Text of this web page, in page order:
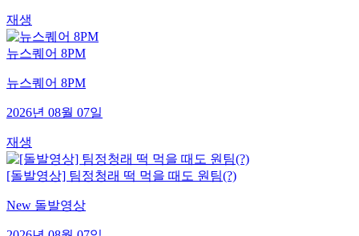
재생
뉴스퀘어 8PM
뉴스퀘어 8PM
2026년 08월 07일
재생
[돌발영상] 팀정청래 떡 먹을 때도 원팀(?)
New 돌발영상